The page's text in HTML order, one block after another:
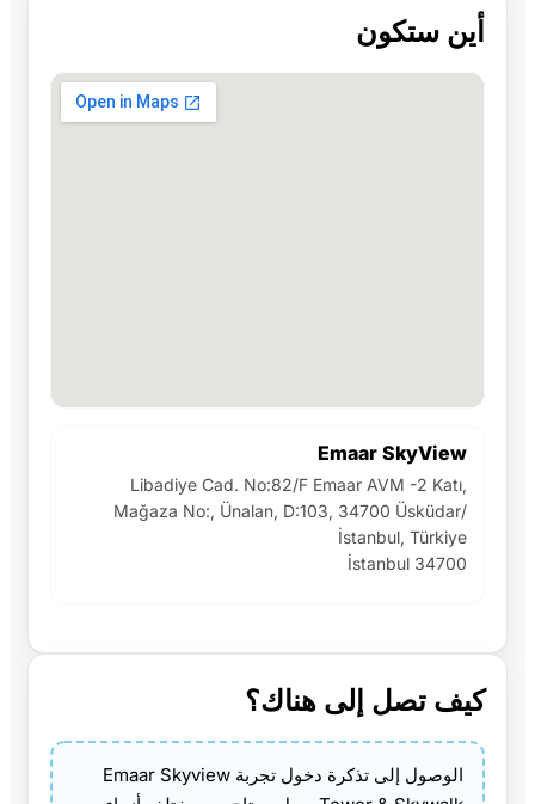
أين ستكون
Emaar SkyView
Libadiye Cad. No:82/F Emaar AVM -2 Katı,
Mağaza No:, Ünalan, D:103, 34700 Üsküdar/
İstanbul, Türkiye
İstanbul 34700
كيف تصل إلى هناك؟
الوصول إلى تذكرة دخول تجربة Emaar Skyview